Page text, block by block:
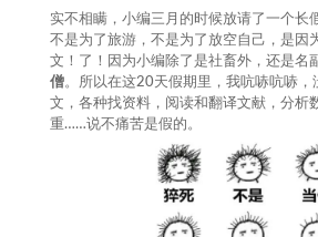
实不相瞒，小编三月的时候放请了一个长
不是为了旅游，不是为了放空自己，是因
文！了！因为小编除了是社畜外，还是名
僧。所以在这20天假期里，我吭哧吭哧，
文，各种找资料，阅读和翻译文献，分析
重……说不痛苦是假的。